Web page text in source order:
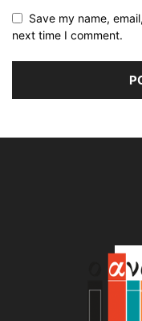
Save my name,
next time I comment.